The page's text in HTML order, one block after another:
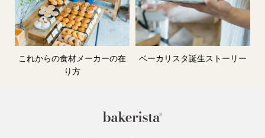
これからの食材メーカーの在
り方
ベーカリスタ誕生ストーリー